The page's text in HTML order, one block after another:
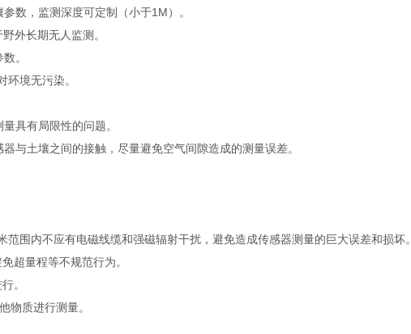
，监测深度可定制（小于1M）。
长期无人监测。
。
境无污染。
有局限性的问题。
土壤之间的接触，尽量避免空气间隙造成的测量误差。
内不应有电磁线缆和强磁辐射干扰，避免造成传感器测量的巨大误差和损坏。
量程等不规范行为。
。
质进行测量。